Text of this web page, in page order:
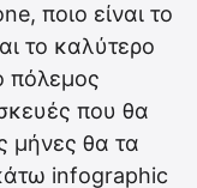
ποιο είναι το
το καλύτερο
πόλεμος
που θα
μήνες θα τα
infographic